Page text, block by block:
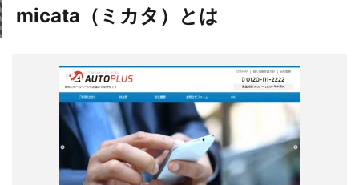
micata（ミカタ）とは